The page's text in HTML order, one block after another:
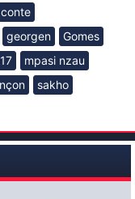
conte
georgen
Gomes
mpasi nzau
sakho